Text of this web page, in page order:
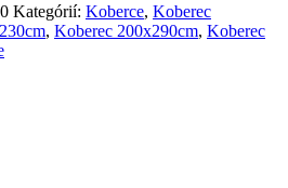
Kategórií: Koberce, Koberec
, Koberec 200x290cm, Koberec